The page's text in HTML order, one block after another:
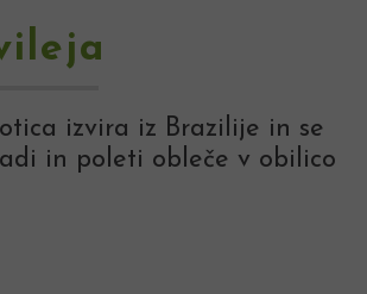
izvira iz Brazilije in se
in poleti obleče v obilico